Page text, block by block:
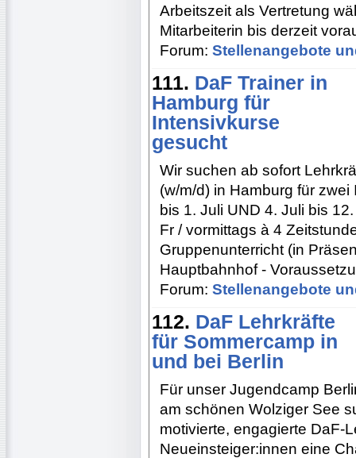
Arbeitszeit als Vertretung
Mitarbeiterin bis derzeit
Forum: Stellenangebote
111. DaF Trainer in
Hamburg für
Intensivkurse
gesucht
Wir suchen ab sofort
(w/m/d) in Hamburg für
bis 1. Juli UND 4. Juli bis
Fr / vormittags à 4
Gruppenunterricht (in
Hauptbahnhof -
Forum: Stellenangebote
112. DaF Lehrkräfte
für Sommercamp in
und bei Berlin
Für unser Jugendcamp
am schönen Wolziger See
motivierte, engagierte DaF-
Neueinsteiger:innen eine